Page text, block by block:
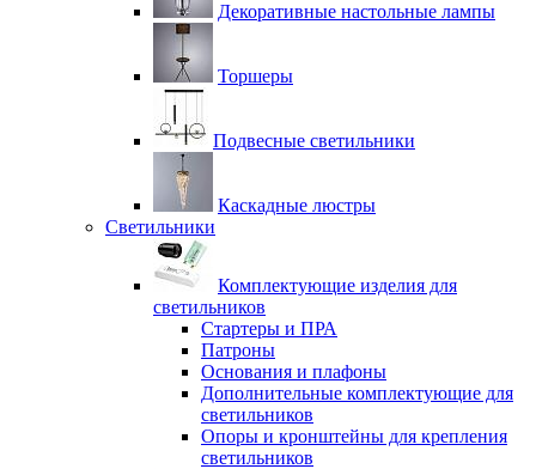
Декоративные настольные лампы
Торшеры
Подвесные светильники
Каскадные люстры
Светильники
Комплектующие изделия для
светильников
Стартеры и ПРА
Патроны
Основания и плафоны
Дополнительные комплектующие для
светильников
Опоры и кронштейны для крепления
светильников